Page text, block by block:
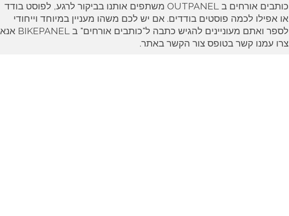
כותבים אורחים ב OUTPANEL משתפים אותנו בביקור לרגע, לפוסט בודד
או אפילו לכמה פוסטים בודדים. אם יש לכם משהו מעניין במיוחד וייחודי
לספר ואתם מעוניינים להגיש כתבה ל"כותבים אורחים" ב BIKEPANEL אנא
צרו עמנו קשר בטופס צור הקשר באתר.